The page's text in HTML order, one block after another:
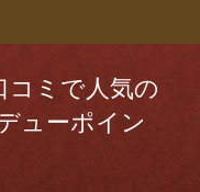
コミで人気の
ューポイン